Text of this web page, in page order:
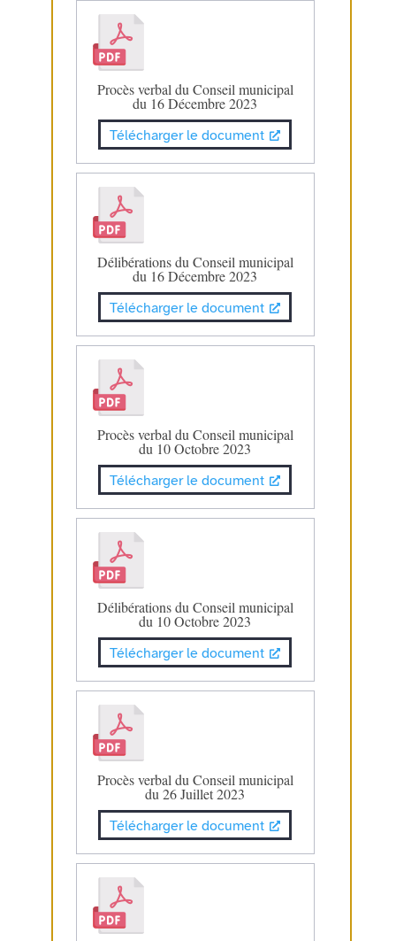
Procès verbal du Conseil municipal
du 16 Décembre 2023
Télécharger le document
Délibérations du Conseil municipal
du 16 Décembre 2023
Télécharger le document
Procès verbal du Conseil municipal
du 10 Octobre 2023
Télécharger le document
Délibérations du Conseil municipal
du 10 Octobre 2023
Télécharger le document
Procès verbal du Conseil municipal
du 26 Juillet 2023
Télécharger le document